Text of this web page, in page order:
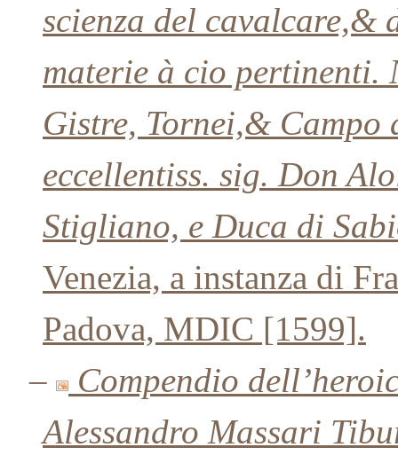
scienza del cavalcare,&
materie à cio
Gistre, Tornei,&
eccellentiss. sig. Don
Stigliano, e Duca di
Venezia, a instanza di
Padova, MDIC [1599].
–
Compendio
Alessandro Massari